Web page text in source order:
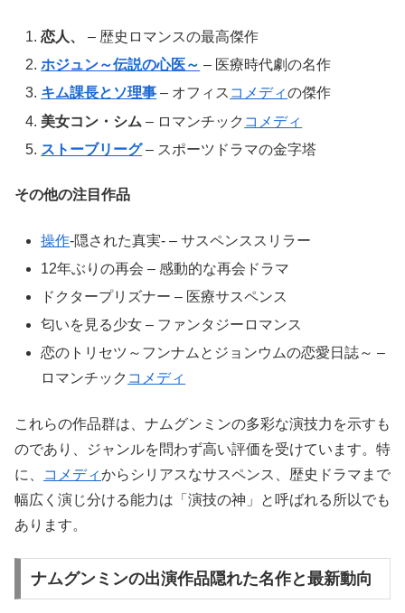
恋人、
– 歴史ロマンスの最高傑作
ホジュン～伝説の心医～ – 医療時代劇の名作
キム課長とソ理事 – オフィス コメディの傑作
美女コン・シム – ロマンチック コメディ
ストーブリーグ– スポーツドラマの金字塔
その他の注目作品
操作-隠された真実- – サスペンススリラー
12年ぶりの再会 – 感動的な再会ドラマ
ドクタープリズナー – 医療サスペンス
匂いを見る少女 – ファンタジーロマンス
恋のトリセツ～フンナムとジョンウムの恋愛日誌～ –
ロマンチック コメディ
これらの作品群は、ナムグンミンの多彩な演技力を示すも
のであり、ジャンルを問わず高い評価を受けています。特
に、
コメディからシリアスなサスペンス、歴史ドラマまで
幅広く演じ分ける能力は「演技の神」と呼ばれる所以でも
あります。
ナムグンミンの出演作品隠れた名作と最新動向